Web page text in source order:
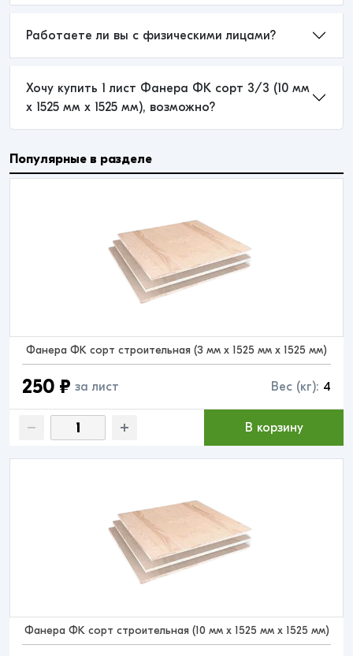
Работаете ли вы с физическими лицами?
Хочу купить 1 лист Фанера ФК сорт 3/3 (10 мм
x 1525 мм x 1525 мм), возможно?
Популярные в разделе
Фанера ФК сорт строительная (3 мм x 1525 мм x 1525 мм)
250 ₽ за лист Вес (кг): 4
В корзину
Фанера ФК сорт строительная (10 мм x 1525 мм x 1525 мм)